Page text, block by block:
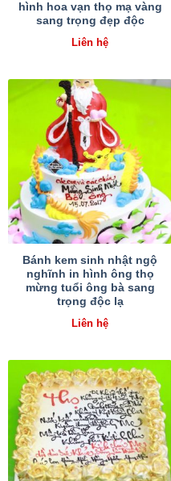
hình hoa vạn thọ mạ vàng
sang trọng đẹp độc
Liên hệ
Bánh kem sinh nhật ngộ
nghĩnh in hình ông thọ
mừng tuổi ông bà sang
trọng độc lạ
Liên hệ